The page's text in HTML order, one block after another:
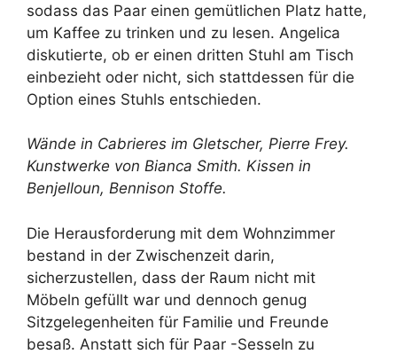
sodass das Paar einen gemütlichen Platz hatte,
um Kaffee zu trinken und zu lesen. Angelica
diskutierte, ob er einen dritten Stuhl am Tisch
einbezieht oder nicht, sich stattdessen für die
Option eines Stuhls entschieden.
Wände in Cabrieres im Gletscher, Pierre Frey.
Kunstwerke von Bianca Smith. Kissen in
Benjelloun, Bennison Stoffe.
Die Herausforderung mit dem Wohnzimmer
bestand in der Zwischenzeit darin,
sicherzustellen, dass der Raum nicht mit
Möbeln gefüllt war und dennoch genug
Sitzgelegenheiten für Familie und Freunde
besaß. Anstatt sich für Paar -Sesseln zu